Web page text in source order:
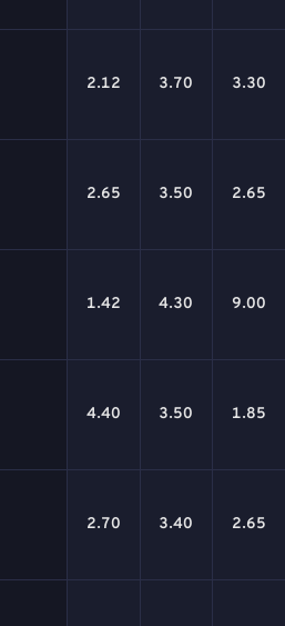
2.12 3.70 3.30
2.65 3.50 2.65
1.42 4.30 9.00
4.40 3.50 1.85
2.70 3.40 2.65